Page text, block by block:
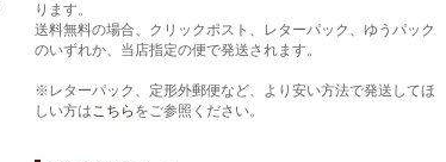
ります。
送料無料の場合、クリックポスト、レターパック、ゆうパック
のいずれか、当店指定の便で発送されます。
※レターパック、定形外郵便など、より安い方法で発送してほ
しい方はこちら をご参照ください。